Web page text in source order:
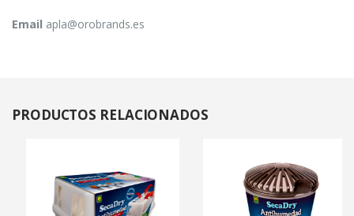
Email apla@orobrands.es
PRODUCTOS RELACIONADOS